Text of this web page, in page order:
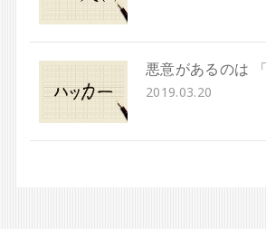
悪意があるのは
2019.03.20